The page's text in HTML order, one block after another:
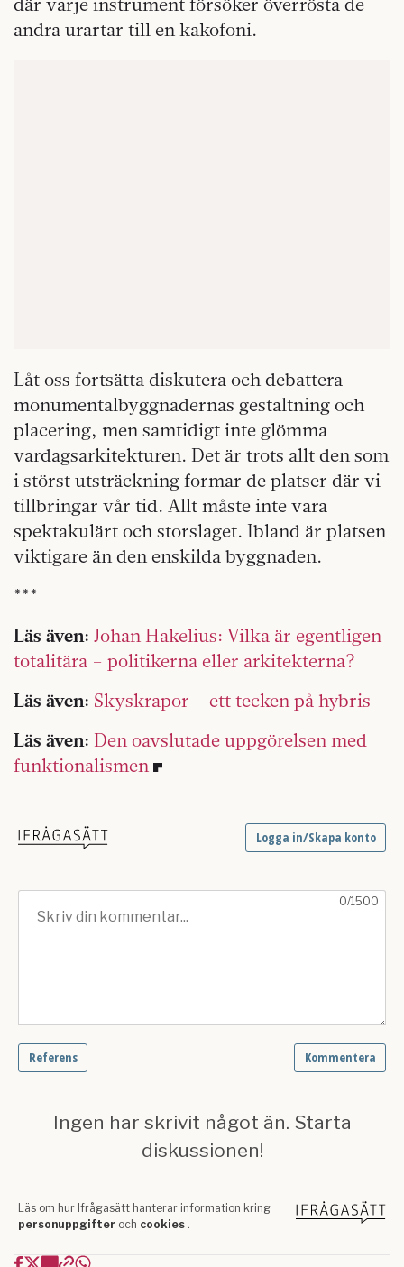
andra urartar till en kakofoni.
Låt oss fortsätta diskutera och debattera
monumentalbyggnadernas gestaltning och
placering, men samtidigt inte glömma
vardagsarkitekturen. Det är trots allt den som
i störst utsträckning formar de platser där vi
tillbringar vår tid. Allt måste inte vara
spektakulärt och storslaget. Ibland är platsen
viktigare än den enskilda byggnaden.
***
Läs även: Johan Hakelius: Vilka är egentligen
totalitära – politikerna eller arkitekterna?
Läs även: Skyskrapor – ett tecken på hybris
Läs även: Den oavslutade uppgörelsen med
funktionalismen